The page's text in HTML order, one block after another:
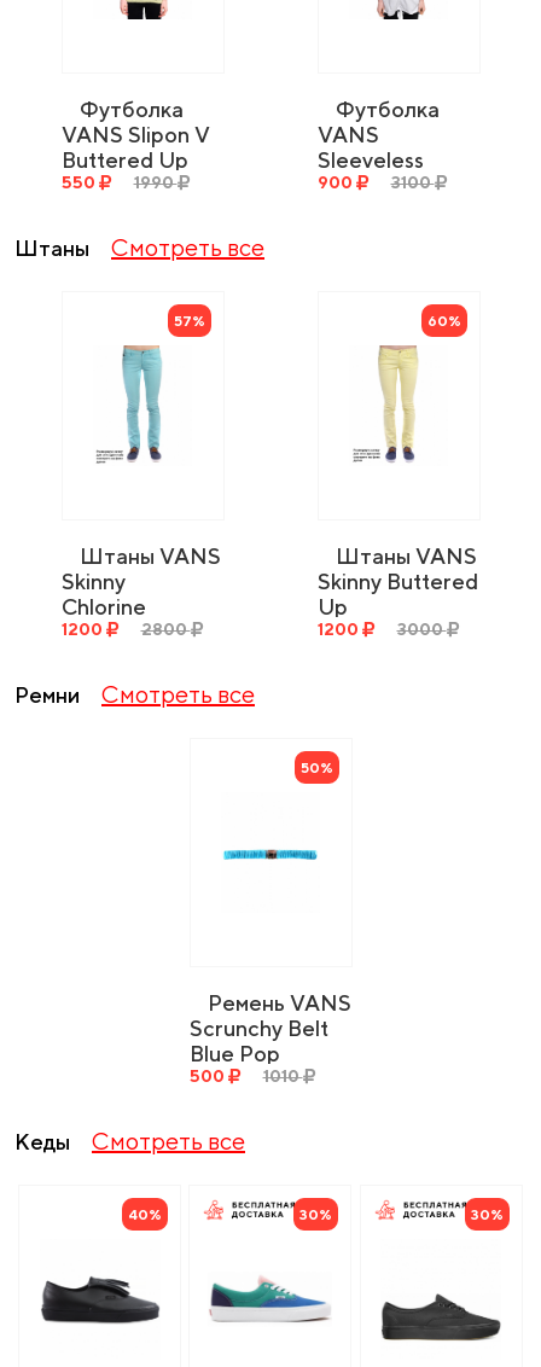
Футболка
VANS Slipon V
Buttered Up
550 1990
Футболка
VANS
Sleeveless
Hoody wht
900 3100
Штаны Смотреть все
57%
Штаны VANS
Skinny
Chlorine
1200 2800
60%
Штаны VANS
Skinny Buttered
Up
1200 3000
Ремни Смотреть все
50%
Ремень VANS
Scrunchy Belt
Blue Pop
500 1010
Кеды Смотреть все
40% 30% 30%